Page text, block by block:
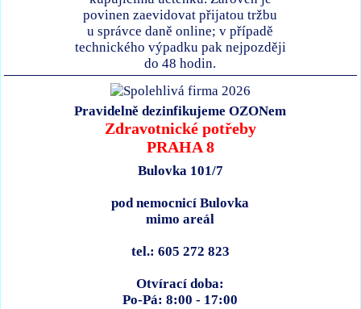
povinen zaevidovat přijatou tržbu
u správce daně online; v případě
technického výpadku pak nejpozději
do 48 hodin.
Pravidelně dezinfikujeme OZONem
Zdravotnické potřeby
PRAHA 8
Bulovka 101/7
pod nemocnicí Bulovka
mimo areál
tel.: 605 272 823
Otvírací doba:
Po-Pá: 8:00 - 17:00